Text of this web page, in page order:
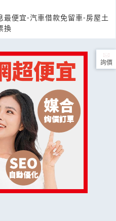
最便宜-汽車借款免留車-房屋土
換
詢價